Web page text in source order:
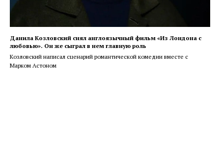
Данила Козловский снял англоязычный фильм «Из Лондона с
любовью». Он же сыграл в нем главную роль
Козловский написал сценарий романтической комедии вместе с
Марком Астоном